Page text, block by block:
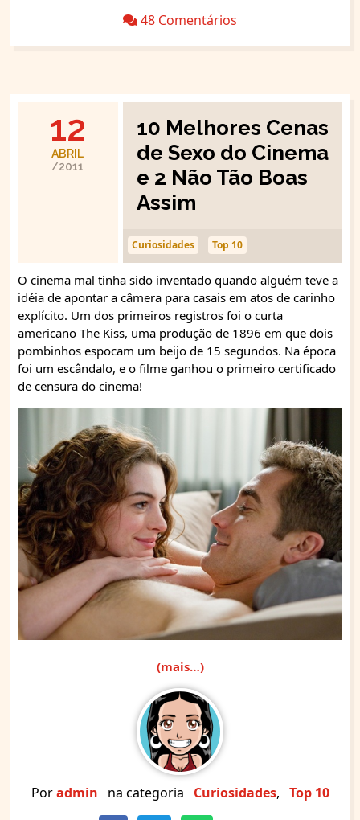
48 Comentários
12
ABRIL
/2011
10 Melhores Cenas
de Sexo do Cinema
e 2 Não Tão Boas
Assim
Curiosidades Top 10
O cinema mal tinha sido inventado quando alguém teve a
idéia de apontar a câmera para casais em atos de carinho
explícito. Um dos primeiros registros foi o curta
americano The Kiss, uma produção de 1896 em que dois
pombinhos espocam um beijo de 15 segundos. Na época
foi um escândalo, e o filme ganhou o primeiro certificado
de censura do cinema!
(mais…)
Poradmin na categoria Curiosidades, Top 10